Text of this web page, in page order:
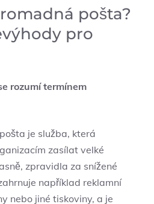
pošta?
pro
rozumí termínem
je služba, která
zasílat velké
zpravidla za snížené
například reklamní
nebo jiné tiskoviny, a je